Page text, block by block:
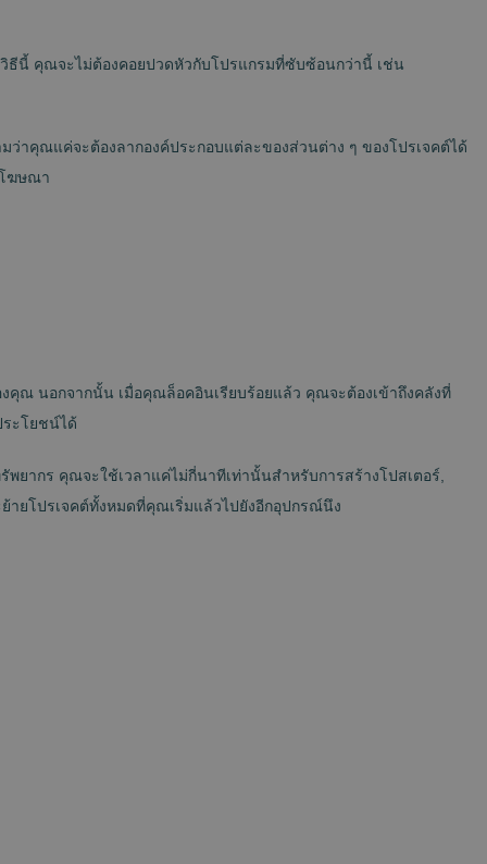
ธีนี้ คุณจะไม่ต้องคอยปวดหัวกับโปรแกรมที่ซับซ้อนกว่านี้ เช่น
าคุณแค่จะต้องลากองค์ประกอบแต่ละของส่วนต่าง ๆ ของโปรเจคต์ได้
ฆษณา
ณ นอกจากนั้น เมื่อคุณล็อคอินเรียบร้อยแล้ว คุณจะต้องเข้าถึงคลังที่
ะโยชน์ได้
ยากร คุณจะใช้เวลาแค่ไม่กี่นาทีเท่านั้นสำหรับการสร้างโปสเตอร์,
ยโปรเจคต์ทั้งหมดที่คุณเริ่มแล้วไปยังอีกอุปกรณ์นึง